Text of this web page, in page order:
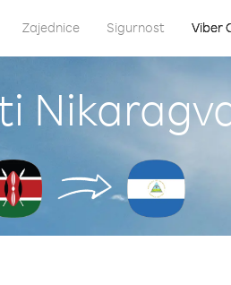
Zajednice Sigurnost Viber